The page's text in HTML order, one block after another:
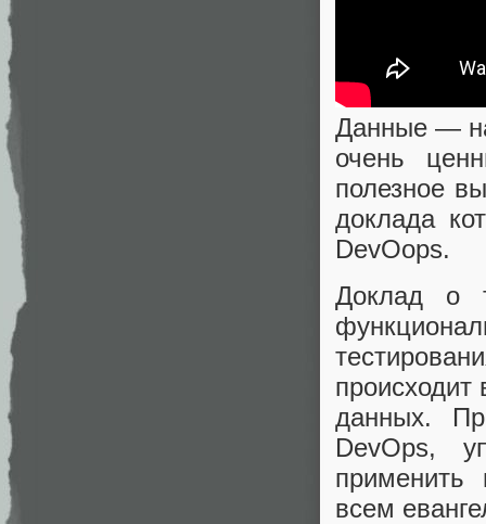
Данные —
очень
полезное
доклада
DevOops.
Доклад о
происходит
данных.
DevOps,
применить
всем